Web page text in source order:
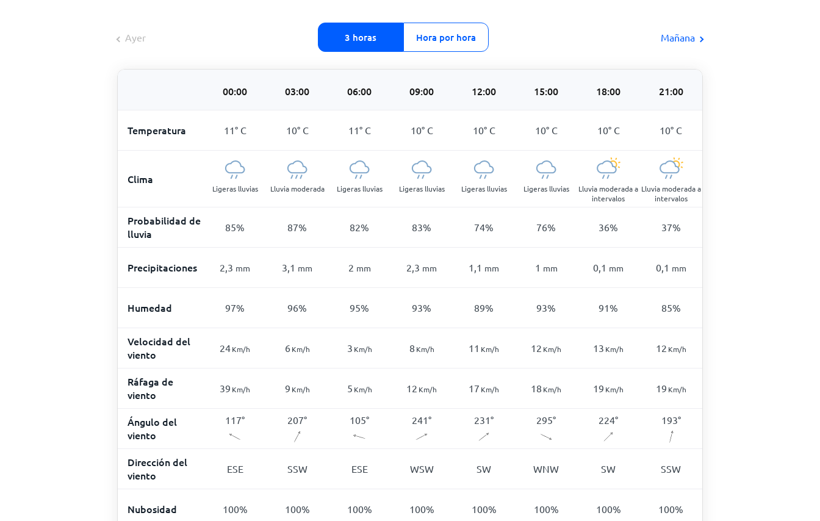
Ayer 3 horas Hora por hora Mañana
00:00 03:00 06:00 09:00 12:00 15:00 18:00 21:00
Temperatura 11° C 10° C 11° C 10° C 10° C 10° C 10° C 10° C
Clima
Ligeras lluvias Lluvia moderada Ligeras lluvias Ligeras lluvias Ligeras lluvias Ligeras lluvias
Lluvia moderada a
intervalos
Lluvia moderada a
intervalos
Probabilidad de
lluvia
85% 87% 82% 83% 74% 76% 36% 37%
Precipitaciones 2,3 mm 3,1 mm 2 mm 2,3 mm 1,1 mm 1 mm 0,1 mm 0,1 mm
Humedad 97% 96% 95% 93% 89% 93% 91% 85%
Velocidad del
viento
24Km/h 6 Km/h 3 Km/h 8 Km/h 11 Km/h 12 Km/h 13 Km/h 12 Km/h
Ráfaga de
viento
39 Km/h 9 Km/h 5 Km/h 12 Km/h 17 Km/h 18 Km/h 19 Km/h 19 Km/h
Ángulo del
viento
117° 207° 105° 241° 231° 295° 224° 193°
Dirección del
viento
ESE SSW ESE WSW SW WNW SW SSW
Nubosidad 100% 100% 100% 100% 100% 100% 100% 100%